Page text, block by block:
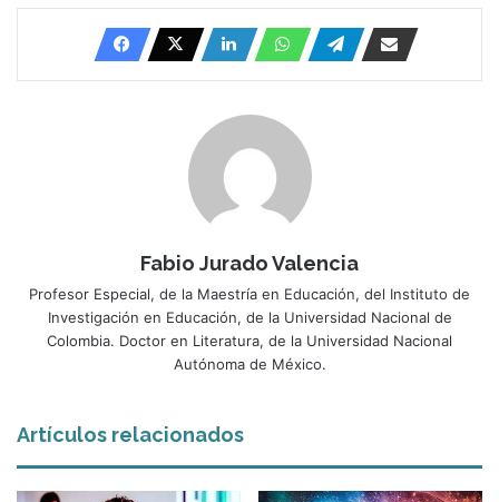
Fabio Jurado Valencia
Profesor Especial, de la Maestría en Educación, del Instituto de
Investigación en Educación, de la Universidad Nacional de
Colombia. Doctor en Literatura, de la Universidad Nacional
Autónoma de México.
Artículos relacionados